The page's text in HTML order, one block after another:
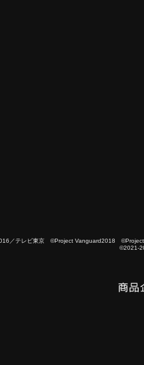
／テレビ東京 ©Project Vanguard2018
©2021-